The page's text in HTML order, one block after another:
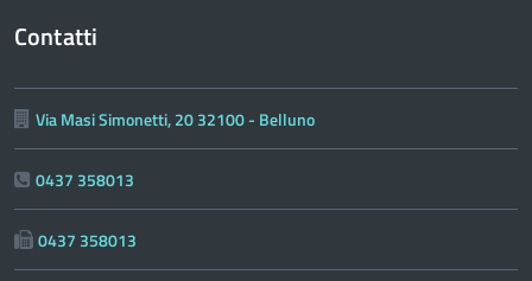
Contatti
Via Masi Simonetti, 20 32100 - Belluno
0437 358013
0437 358013